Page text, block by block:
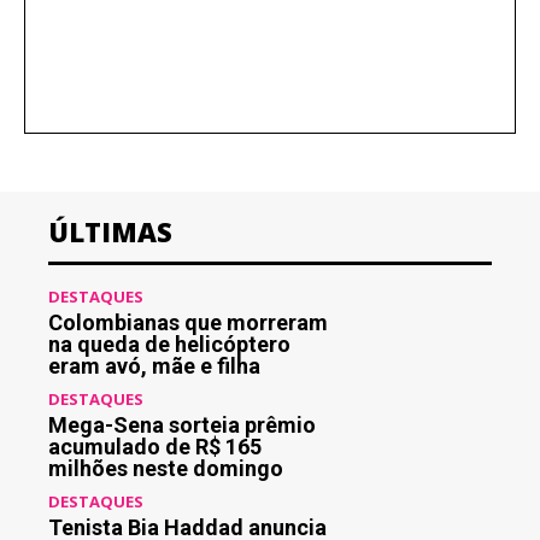
ÚLTIMAS
DESTAQUES
Colombianas que morreram
na queda de helicóptero
eram avó, mãe e filha
DESTAQUES
Mega-Sena sorteia prêmio
acumulado de R$ 165
milhões neste domingo
DESTAQUES
Tenista Bia Haddad anuncia